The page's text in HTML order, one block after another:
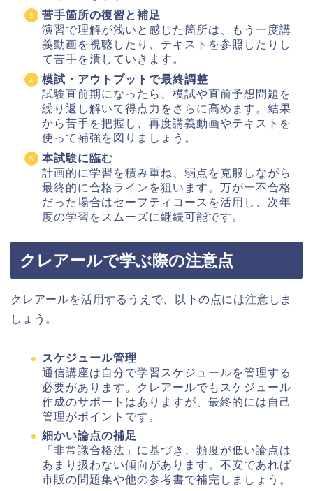
苦手箇所の復習と補足
演習で理解が浅いと感じた箇所は、もう一度講
義動画を視聴したり、テキストを参照したりし
て苦手を潰していきます。
模試・アウトプットで最終調整
試験直前期になったら、模試や直前予想問題を
繰り返し解いて得点力をさらに高めます。結果
から苦手を把握し、再度講義動画やテキストを
使って補強を図りましょう。
本試験に臨む
計画的に学習を積み重ね、弱点を克服しながら
最終的に合格ラインを狙います。万が一不合格
だった場合はセーフティコースを活用し、次年
度の学習をスムーズに継続可能です。
クレアールで学ぶ際の注意点
クレアールを活用するうえで、以下の点には注意しま
しょう。
スケジュール管理
通信講座は自分で学習スケジュールを管理する
必要があります。クレアールでもスケジュール
作成のサポートはありますが、最終的には自己
管理がポイントです。
細かい論点の補足
「非常識合格法」に基づき、頻度が低い論点は
あまり扱わない傾向があります。不安であれば
市販の問題集や他の参考書で補完しましょう。